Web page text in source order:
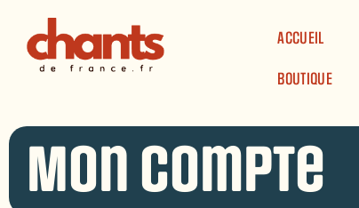
ACCUEIL
BOUTIQUE
Mon compte